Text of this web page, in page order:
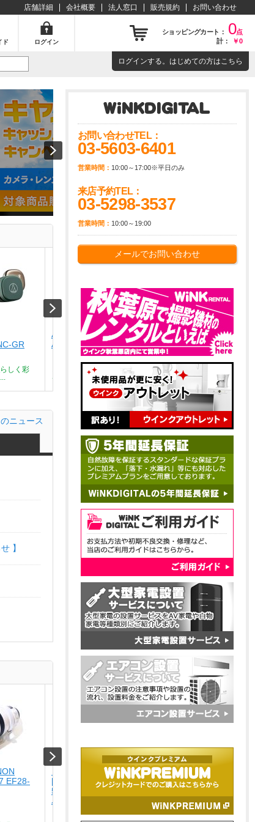
店舗詳細 会社概要 法人窓口 販売規約 お問い合わせ
ド ログイン
ショッピングカート： 0点
計：
￥0
ログインする。はじめての方はこちら
GR
しく彩
Audio-technica
ATH-SQ1TW2NC-CA
￥9,801
どんな瞬間も、私らしく彩
る。気分を上げる...
Audio-technica
ATH-SQ1TW2NC-BK
￥9,801
どんな瞬間も、私らしく彩
る。気分を上げる...
ニュース
】
EF28-
【USED】 NIKON
[USED]u059252 NIKKOR Z DX 16-
50mm f/3.5-6.3 VR [シル
バー]
￥15,800
【未使用品】 ナカバヤ
USA-CHD6BK
￥4,280
Type-C ? HDMIディスプレ
ア...
お問い合わせTEL：
03-5603-6401
営業時間： 10:00～17:00※平日のみ
来店予約TEL：
03-5298-3537
営業時間： 10:00～19:00
メールでお問い合わせ